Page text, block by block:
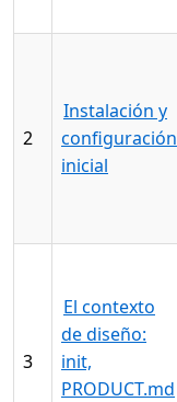
2
Instalación y
configuración
inicial
3
El contexto
de diseño:
init,
PRODUCT.md